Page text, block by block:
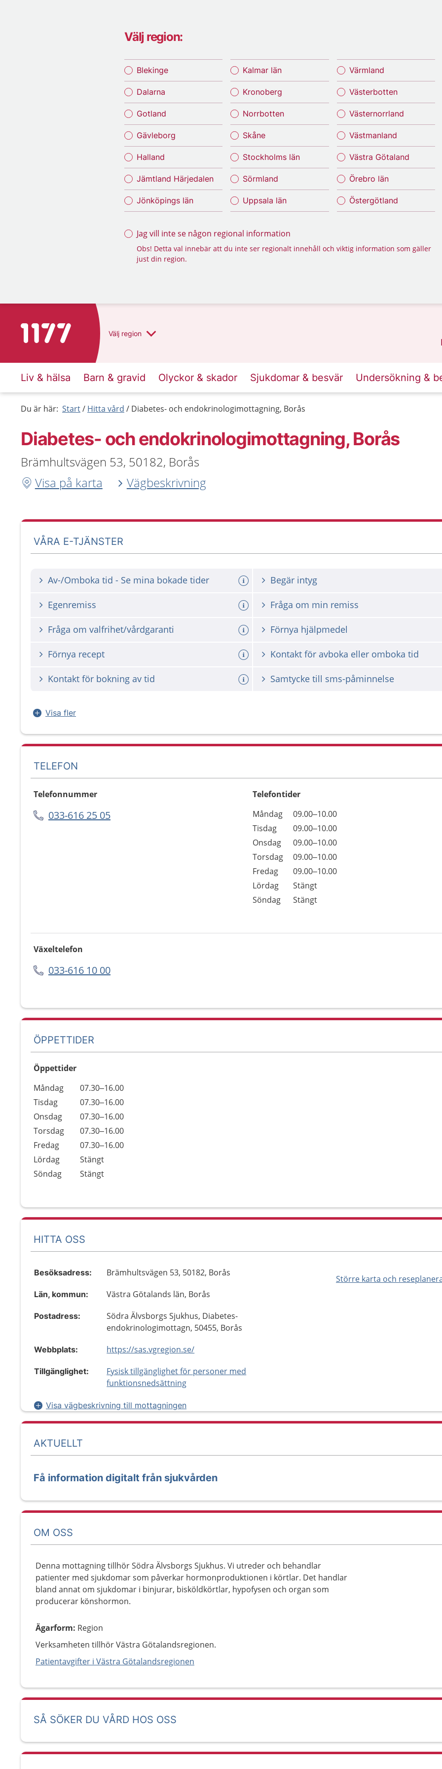
Välj region:
Blekinge
Dalarna
Gotland
Gävleborg
Halland
Jämtland Härjedalen
Jönköpings län
Kalmar län
Kronoberg
Norrbotten
Skåne
Stockholms län
Sörmland
Uppsala län
Värmland
Västerbotten
Västernorrland
Västmanland
Västra Götaland
Örebro län
Östergötland
Jag vill inte se någon regional information
Obs! Detta val innebär att du inte ser regionalt innehåll och viktig information som gäller
just din region.
Till startsidan för 1177 Välj region
Liv & hälsa Barn & gravid Olyckor & skador Sjukdomar & besvär Undersökning &
Du är här: Start Hitta vård Diabetes- och endokrinologimottagning, Borås
Diabetes- och endokrinologimottagning, Borås
Brämhultsvägen 53, 50182, Borås
Visa på karta
Vägbeskrivning
VÅRA E-TJÄNSTER
Av-/Omboka tid - Se mina bokade tider Begär intyg
Egenremiss Fråga om min remiss
Fråga om valfrihet/vårdgaranti Förnya hjälpmedel
Förnya recept Kontakt för avboka eller omboka tid
Kontakt för bokning av tid Samtycke till sms-påminnelse
Visa fler
TELEFON
Telefonnummer
033-616 25 05
Telefontider
Dag
Öppettider
Kommentarer
Måndag
09.00–10.00
Tisdag
09.00–10.00
Onsdag
09.00–10.00
Torsdag
09.00–10.00
Fredag
09.00–10.00
Lördag
Stängt
Söndag
Stängt
Växeltelefon
033-616 10 00
ÖPPETTIDER
Öppettider
Dag
Öppettider
Kommentarer
Måndag
07.30–16.00
Tisdag
07.30–16.00
Onsdag
07.30–16.00
Torsdag
07.30–16.00
Fredag
07.30–16.00
Lördag
Stängt
Söndag
Stängt
HITTA OSS
Större karta och
Besöksadress: Brämhultsvägen 53, 50182, Borås
Län, kommun: Västra Götalands län, Borås
Postadress:
Södra Älvsborgs Sjukhus, Diabetes-
endokrinologimottagn, 50455, Borås
Webbplats: https://sas.vgregion.se/
Tillgänglighet:
Fysisk tillgänglighet för personer med
funktionsnedsättning
Visa vägbeskrivning till mottagningen
AKTUELLT
Få information digitalt från sjukvården
OM OSS
Denna mottagning tillhör Södra Älvsborgs Sjukhus. Vi utreder och behandlar
patienter med sjukdomar som påverkar hormonproduktionen i körtlar. Det handlar
bland annat om sjukdomar i binjurar, bisköldkörtlar, hypofysen och organ som
producerar könshormon.
Ägarform: Region
Verksamheten tillhör Västra Götalandsregionen.
Patientavgifter i Västra Götalandsregionen
SÅ SÖKER DU VÅRD HOS OSS